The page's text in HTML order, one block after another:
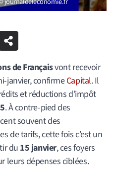
de Françaisvont recevoir
janvier, confirmeCapital. Il
et réductions d’impôt
. À contre-pied des
souvent des
de tarifs, cette fois c’est un
du15 janvier, ces foyers
leurs dépenses ciblées.